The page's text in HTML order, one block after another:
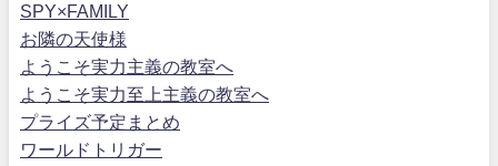
SPY×FAMILY
お隣の天使様
ようこそ実力主義の教室へ
ようこそ実力至上主義の教室へ
プライズ予定まとめ
ワールドトリガー